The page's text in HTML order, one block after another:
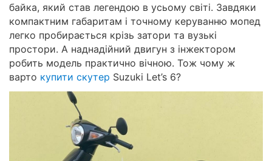
байка, який став легендою в усьому світі. Завдяки
компактним габаритам і точному керуванню мопед
легко пробирається крізь затори та вузькі
простори. А наднадійний двигун з інжектором
робить модель практично вічною. Тож чому ж
варто купити скутер Suzuki Let’s 6?